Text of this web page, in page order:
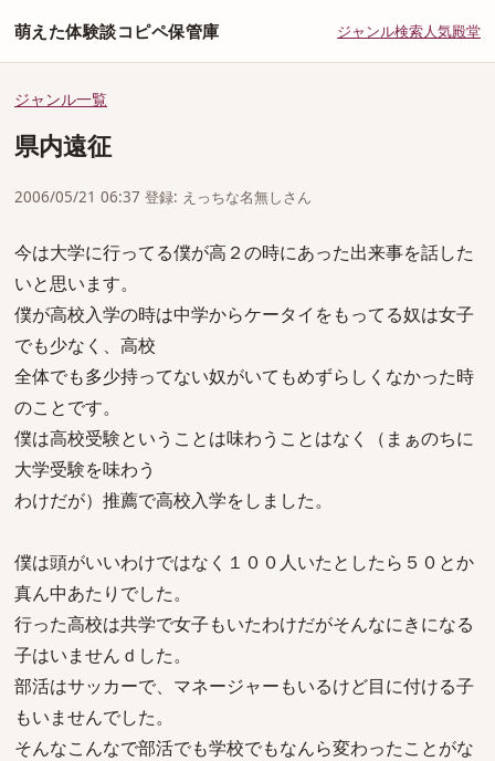
萌えた体験談コピペ保管庫 ジャンル検索人気殿堂
ジャンル一覧
県内遠征
2006/05/21 06:37 登録: えっちな名無しさん
今は大学に行ってる僕が高２の時にあった出来事を話した
いと思います。
僕が高校入学の時は中学からケータイをもってる奴は女子
でも少なく、高校
全体でも多少持ってない奴がいてもめずらしくなかった時
のことです。
僕は高校受験ということは味わうことはなく（まぁのちに
大学受験を味わう
わけだが）推薦で高校入学をしました。
僕は頭がいいわけではなく１００人いたとしたら５０とか
真ん中あたりでした。
行った高校は共学で女子もいたわけだがそんなにきになる
子はいませんｄした。
部活はサッカーで、マネージャーもいるけど目に付ける子
もいませんでした。
そんなこんなで部活でも学校でもなんら変わったことがな